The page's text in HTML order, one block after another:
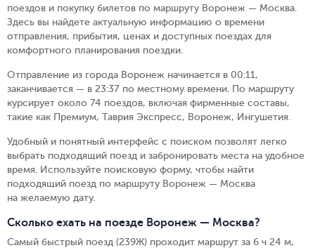
поездов и покупку билетов по маршруту Воронеж — Москва.
Здесь вы найдете актуальную информацию о времени
отправления, прибытия, ценах и доступных поездах для
комфортного планирования поездки.
Отправление из города Воронеж начинается в 00:11,
заканчивается — в 23:37 по местному времени. По маршруту
курсирует около 74 поездов, включая фирменные составы,
такие как Премиум, Таврия Экспресс, Воронеж, Ингушетия.
Удобный и понятный интерфейс с поиском позволят легко
выбрать подходящий поезд и забронировать места на удобное
время. Используйте поисковую форму, чтобы найти
подходящий поезд по маршруту Воронеж — Москва
на желаемую дату.
Сколько ехать на поезде Воронеж — Москва?
Самый быстрый поезд (239Ж) проходит маршрут за 6 ч 24 м,